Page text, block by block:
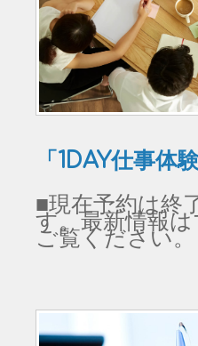
「1DAY仕事体
■現在予約は終
す。最新情報
ご覧ください。